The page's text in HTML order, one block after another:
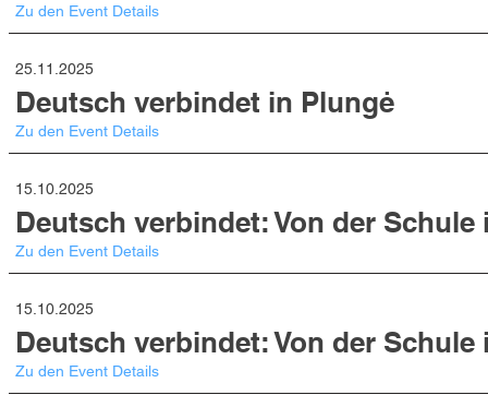
Zu den Event Details
25.11.2025
Deutsch verbindet in Plungė
Zu den Event Details
15.10.2025
Deutsch verbindet: Von der Schule
Zu den Event Details
15.10.2025
Deutsch verbindet: Von der Schule
Zu den Event Details